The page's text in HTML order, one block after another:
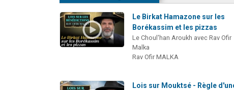
Le Birkat Hamazone sur les
Borékassim et les pizzas
Le Choul'han Aroukh avec Rav Ofir
Malka
Rav Ofir MALKA
Lois sur Mouktsé - Règle